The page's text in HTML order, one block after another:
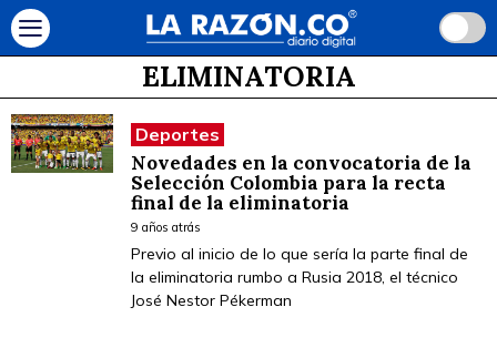
ELIMINATORIA
Deportes
Novedades en la convocatoria de la
Selección Colombia para la recta
final de la eliminatoria
9 años atrás
Previo al inicio de lo que sería la parte final de
la eliminatoria rumbo a Rusia 2018, el técnico
José Nestor Pékerman